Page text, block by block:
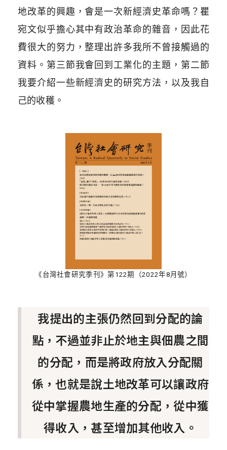
地改革的興趣，會是一次新經濟史革命嗎？瞿
宛文似乎擔心其中有政治革命的雜音，因此花
費很大的努力，整理出許多我所不曾接觸過的
資料。第三節我會回到工業化的主題，第二節
我要介紹一些新經濟史的研究方法，以及我自
己的收穫。
《台灣社會研究季刊》第122期（2022年8月號）
我提出的主張仍然回到分配的論
點，不過並非止於地主與佃農之間
的分配，而是將政府放入分配關
係，也就是說土地改革可以讓政府
從中掌握農地生產的分配，從中獲
得收入，甚至增加其他收入。